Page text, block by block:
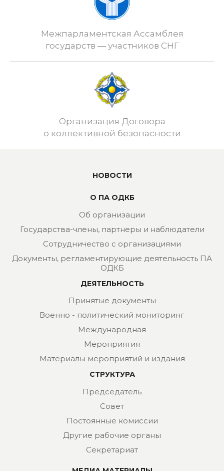
Межпарламентская Ассамблея
государств — участников СНГ
Организация Договора
о коллективной безопасности
НОВОСТИ
О ПА ОДКБ
Об организации
Государства-члены, партнеры и наблюдатели
Сотрудничество с организациями
Документы, регламентирующие деятельность ПА
ОДКБ
ДЕЯТЕЛЬНОСТЬ
Принятые документы
Военно - политический мониторинг
Международная
Мероприятия
Материалы мероприятий и издания
СТРУКТУРА
Председатель
Совет
Постоянные комиссии
Другие рабочие органы
Секретариат